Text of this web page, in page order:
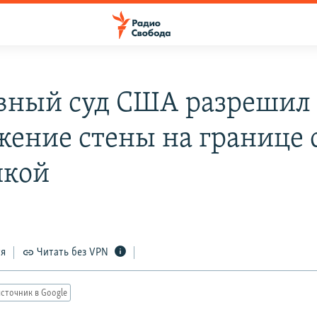
суд США разрешил
стены на границе
Читать без VPN
в Google